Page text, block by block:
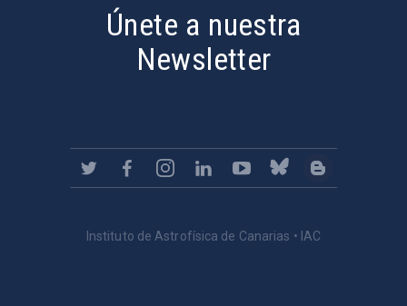
Únete a nuestra
Newsletter
Instituto de Astrofísica de Canarias • IAC